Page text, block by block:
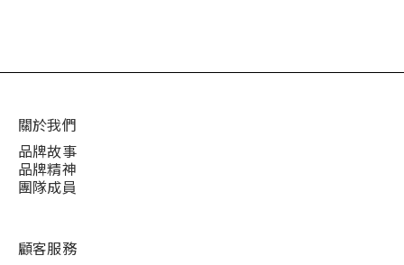
關於我們
品牌故事
品牌精神
團隊成員
顧客服務